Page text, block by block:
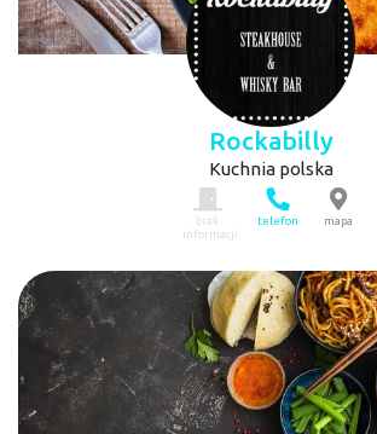
Rockabilly
Kuchnia polska
brak
informacji
telefon mapa